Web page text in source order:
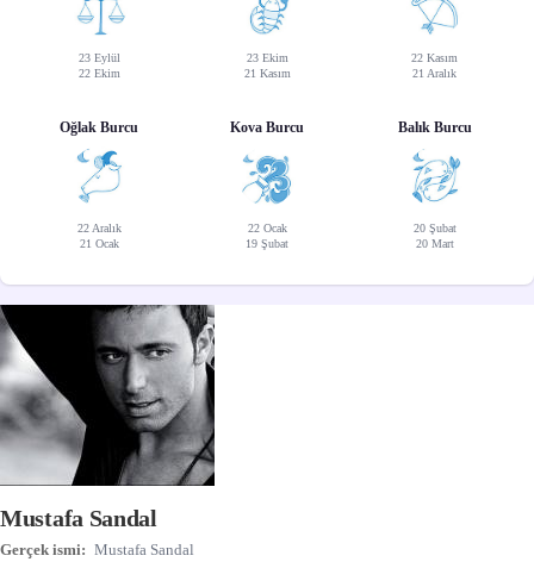
23 Eylül
22 Ekim
23 Ekim
21 Kasım
22 Kasım
21 Aralık
Oğlak Burcu
22 Aralık
21 Ocak
Kova Burcu
22 Ocak
19 Şubat
Balık Burcu
20 Şubat
20 Mart
Mustafa Sandal
Gerçek ismi: Mustafa Sandal